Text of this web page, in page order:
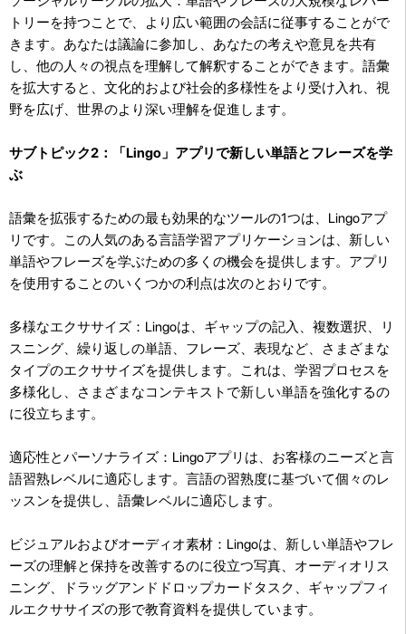
トリーを持つことで、より広い範囲の会話に従事することがで
きます。あなたは議論に参加し、あなたの考えや意見を共有
し、他の人々の視点を理解して解釈することができます。語彙
を拡大すると、文化的および社会的多様性をより受け入れ、視
野を広げ、世界のより深い理解を促進します。
サブトピック2：「Lingo」アプリで新しい単語とフレーズを学
ぶ
語彙を拡張するための最も効果的なツールの1つは、Lingoアプ
リです。この人気のある言語学習アプリケーションは、新しい
単語やフレーズを学ぶための多くの機会を提供します。アプリ
を使用することのいくつかの利点は次のとおりです。
多様なエクササイズ：Lingoは、ギャップの記入、複数選択、リ
スニング、繰り返しの単語、フレーズ、表現など、さまざまな
タイプのエクササイズを提供します。これは、学習プロセスを
多様化し、さまざまなコンテキストで新しい単語を強化するの
に役立ちます。
適応性とパーソナライズ：Lingoアプリは、お客様のニーズと言
語習熟レベルに適応します。言語の習熟度に基づいて個々のレ
ッスンを提供し、語彙レベルに適応します。
ビジュアルおよびオーディオ素材：Lingoは、新しい単語やフレ
ーズの理解と保持を改善するのに役立つ写真、オーディオリス
ニング、ドラッグアンドドロップカードタスク、ギャップフィ
ルエクササイズの形で教育資料を提供しています。